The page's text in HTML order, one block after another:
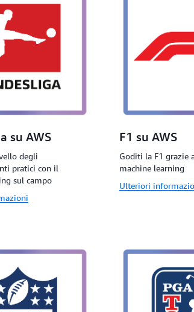
su AWS
degli
pratici con il
sul campo
F1 su AWS
Goditi la F1 grazie
machine learning
Ulteriori